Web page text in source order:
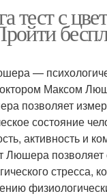
тест с
—
Максом
позволяет
состояние
активность и
Люшера позволяет
стресса,